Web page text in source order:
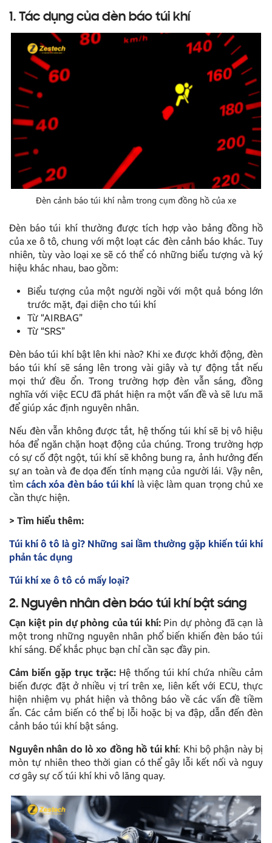
1. Tác dụng của đèn báo túi khí
Đèn cảnh báo túi khí nằm trong cụm đồng hồ của xe
Đèn báo túi khí thường được tích hợp vào bảng đồng hồ
của xe ô tô, chung với một loạt các đèn cảnh báo khác. Tuy
nhiên, tùy vào loại xe sẽ có thể có những biểu tượng và ký
hiệu khác nhau, bao gồm:
Biểu tượng của một người ngồi với một quả bóng lớn
trước mặt, đại diện cho túi khí
Từ “AIRBAG”
Từ “SRS”
Đèn báo túi khí bật lên khi nào? Khi xe được khởi động, đèn
báo túi khí sẽ sáng lên trong vài giây và tự động tắt nếu
mọi thứ đều ổn. Trong trường hợp đèn vẫn sáng, đồng
nghĩa với việc ECU đã phát hiện ra một vấn đề và sẽ lưu mã
để giúp xác định nguyên nhân.
Nếu đèn vẫn không được tắt, hệ thống túi khí sẽ bị vô hiệu
hóa để ngăn chặn hoạt động của chúng. Trong trường hợp
có sự cố đột ngột, túi khí sẽ không bung ra, ảnh hưởng đến
sự an toàn và đe dọa đến tính mạng của người lái. Vậy nên,
tìmcách xóa đèn báo túi khí là việc làm quan trọng chủ xe
cần thực hiện.
> Tìm hiểu thêm:
Túi khí ô tô là gì? Những sai lầm thường gặp khiến túi khí
phản tác dụng
Túi khí xe ô tô có mấy loại?
2. Nguyên nhân đèn báo túi khí bật sáng
Cạn kiệt pin dự phòng của túi khí:Pin dự phòng đã cạn là
một trong những nguyên nhân phổ biến khiến đèn báo túi
khí sáng. Để khắc phục bạn chỉ cần sạc đầy pin.
Cảm biến gặp trục trặc: Hệ thống túi khí chứa nhiều cảm
biến được đặt ở nhiều vị trí trên xe, liên kết với ECU, thực
hiện nhiệm vụ phát hiện và thông báo về các vấn đề tiềm
ẩn. Các cảm biến có thể bị lỗi hoặc bị va đập, dẫn đến đèn
cảnh báo túi khí bật sáng.
Nguyên nhân do lò xo đồng hồ túi khí: Khi bộ phận này bị
mòn tự nhiên theo thời gian có thể gây lỗi kết nối và nguy
cơ gây sự cố túi khí khi vô lăng quay.